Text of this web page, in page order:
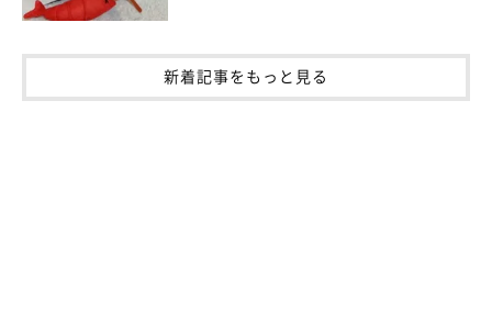
新着記事をもっと見る